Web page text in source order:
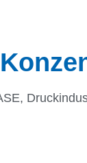
,